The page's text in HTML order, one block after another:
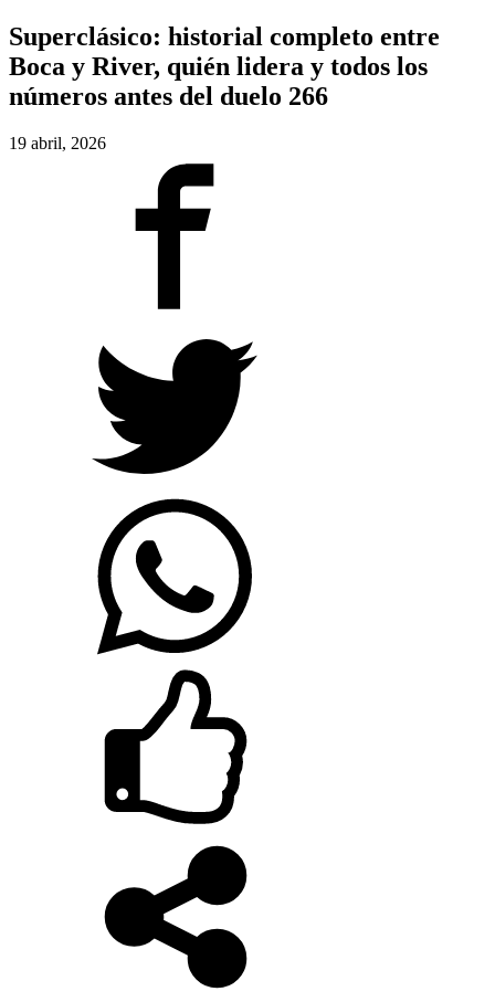
Superclásico: historial completo entre
Boca y River, quién lidera y todos los
números antes del duelo 266
19 abril, 2026